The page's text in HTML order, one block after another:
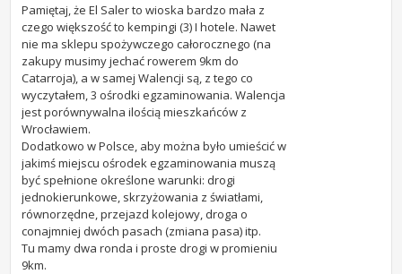
Pamiętaj, że El Saler to wioska bardzo mała z
czego większość to kempingi (3) I hotele. Nawet
nie ma sklepu spożywczego całorocznego (na
zakupy musimy jechać rowerem 9km do
Catarroja), a w samej Walencji są, z tego co
wyczytałem, 3 ośrodki egzaminowania. Walencja
jest porównywalna ilością mieszkańców z
Wrocławiem.
Dodatkowo w Polsce, aby można było umieścić w
jakimś miejscu ośrodek egzaminowania muszą
być spełnione określone warunki: drogi
jednokierunkowe, skrzyżowania z światłami,
równorzędne, przejazd kolejowy, droga o
conajmniej dwóch pasach (zmiana pasa) itp.
Tu mamy dwa ronda i proste drogi w promieniu
9km.